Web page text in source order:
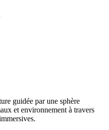
guidée par une sphère
et environnement à travers